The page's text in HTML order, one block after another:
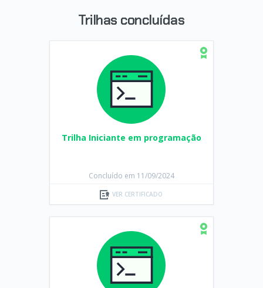
Trilhas concluídas
Trilha Iniciante em programação
Concluído em 11/09/2024
VER CERTIFICADO